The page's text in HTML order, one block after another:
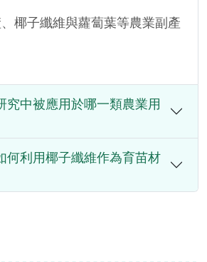
椰子纖維與蘿蔔葉等農業副產
究中被應用於哪一類農業用
何利用椰子纖維作為育苗材